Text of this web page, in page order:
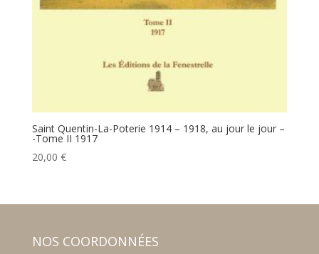
Saint Quentin-La-Poterie 1914 – 1918, au jour le jour –
-Tome II 1917
20,00 €
NOS COORDONNÉES